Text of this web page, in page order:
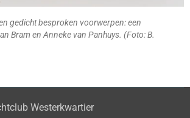
gedicht besproken voorwerpen: een
Bram en Anneke van Panhuys. (Foto: B.
Westerkwartier